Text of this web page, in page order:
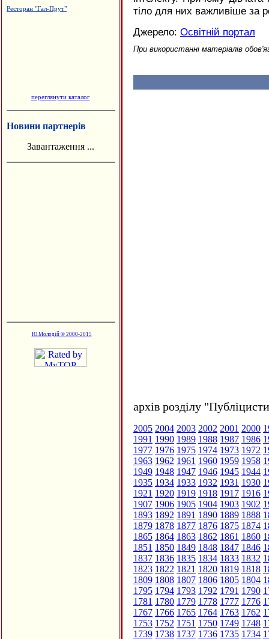
Ресторан "Гал-Прут"
переглянути каталог
Новини партнерів
Завантаження ...
Ю.Молодій © 2000-2015
тіло для них важливіше за
Джерело: Освітній портал
При використанні матеріалів
архів розділу
2005 2004 2003 2002 2001 2000
1991 1990 1989 1988 1987 1986
1977 1976 1975 1974 1973 1972
1963 1962 1961 1960 1959 1958
1949 1948 1947 1946 1945 1944
1935 1934 1933 1932 1931 1930
1921 1920 1919 1918 1917 1916
1907 1906 1905 1904 1903 1902
1893 1892 1891 1890 1889 1888
1879 1878 1877 1876 1875 1874
1865 1864 1863 1862 1861 1860
1851 1850 1849 1848 1847 1846
1837 1836 1835 1834 1833 1832
1823 1822 1821 1820 1819 1818
1809 1808 1807 1806 1805 1804
1795 1794 1793 1792 1791 1790
1781 1780 1779 1778 1777 1776
1767 1766 1765 1764 1763 1762
1753 1752 1751 1750 1749 1748
1739 1738 1737 1736 1735 1734